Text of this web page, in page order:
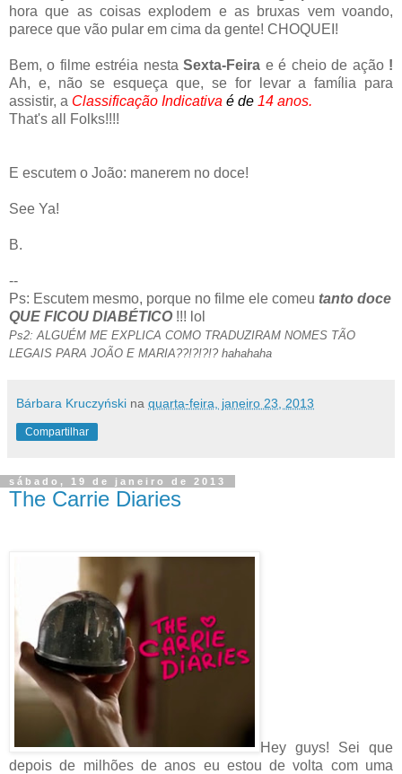
hora que as coisas explodem e as bruxas vem voando,
parece que vão pular em cima da gente! CHOQUEI!
Bem, o filme estréia nesta Sexta-Feira e é cheio de ação !
Ah, e, não se esqueça que, se for levar a família para
assistir, a Classificação Indicativa é de 14 anos.
That's all Folks!!!!
E escutem o João: manerem no doce!
See Ya!
B.
--
Ps: Escutem mesmo, porque no filme ele comeu tanto doce
QUE FICOU DIABÉTICO!!! lol
Ps2:ALGUÉM ME EXPLICA COMO TRADUZIRAM NOMES TÃO
LEGAIS PARA JOÃO E MARIA??!?!?!? hahahaha
Bárbara Kruczyński na quarta-feira, janeiro 23, 2013
Compartilhar
sábado, 19 de janeiro de 2013
The Carrie Diaries
Hey guys! Sei que
depois de milhões de anos eu estou de volta com uma